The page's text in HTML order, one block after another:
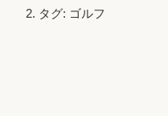
タグ: ゴルフ